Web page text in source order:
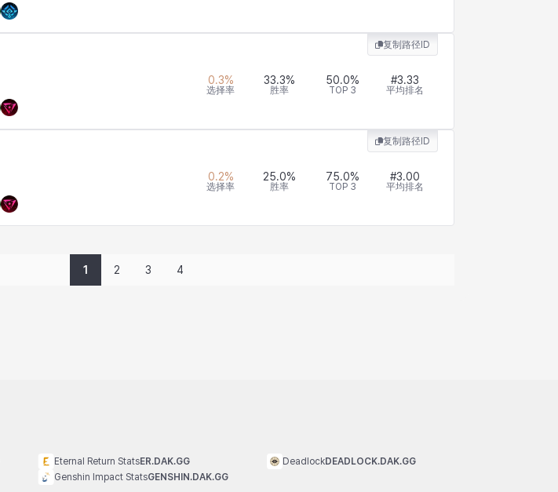
复制路径ID
0.3%
选择率
33.3%
胜率
50.0%
TOP 3
#3.33
平均排名
复制路径ID
0.2%
选择率
25.0%
胜率
75.0%
TOP 3
#3.00
平均排名
1 2 3 4
Eternal Return StatsER.DAK.GG
Genshin Impact StatsGENSHIN.DAK.GG
DeadlockDEADLOCK.DAK.GG